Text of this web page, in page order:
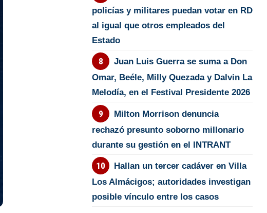
policías y militares puedan votar en RD
al igual que otros empleados del
Estado
Juan Luis Guerra se suma a Don
Omar, Beéle, Milly Quezada y Dalvin La
Melodía, en el Festival Presidente 2026
Milton Morrison denuncia
rechazó presunto soborno millonario
durante su gestión en el INTRANT
Hallan un tercer cadáver en Villa
Los Almácigos; autoridades investigan
posible vínculo entre los casos